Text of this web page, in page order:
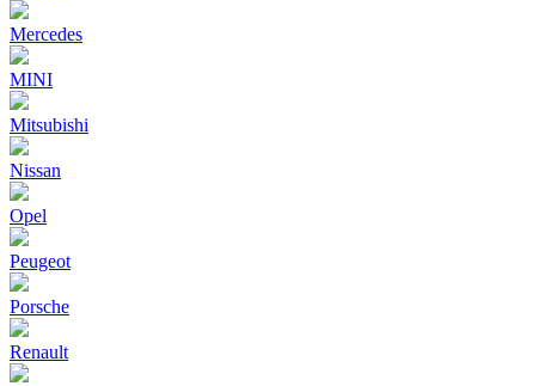
Mercedes
MINI
Mitsubishi
Nissan
Opel
Peugeot
Porsche
Renault